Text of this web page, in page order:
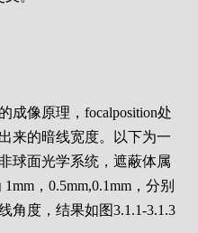
成像原理，focalposition处
来的暗线宽度。以下为一
球面光学系统，遮蔽体属
，0.5mm,0.1mm，分别
角度，结果如图3.1.1-3.1.3